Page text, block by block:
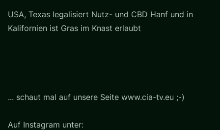
USA, Texas legalisiert Nutz- und CBD Hanf und in
Kalifornien ist Gras im Knast erlaubt
... schaut mal auf unsere Seite www.cia-tv.eu ;-)
Auf Instagram unter: